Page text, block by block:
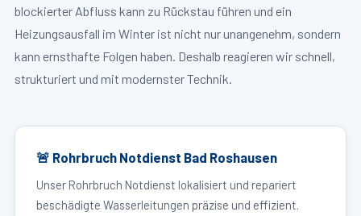
blockierter Abfluss kann zu Rückstau führen und ein
Heizungsausfall im Winter ist nicht nur unangenehm, sondern
kann ernsthafte Folgen haben. Deshalb reagieren wir schnell,
strukturiert und mit modernster Technik.
🚨 Rohrbruch Notdienst Bad Roshausen
Unser Rohrbruch Notdienst lokalisiert und repariert
beschädigte Wasserleitungen präzise und effizient.